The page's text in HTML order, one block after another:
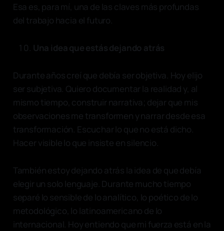
Esa es, para mí, una de las claves más profundas
del trabajo hacia el futuro.
Una idea que estás dejando atrás
Durante años creí que debía ser objetiva. Hoy elijo
ser subjetiva. Quiero documentar la realidad y, al
mismo tiempo, construir narrativa; dejar que mis
observaciones me transformen y narrar desde esa
transformación. Escuchar lo que no está dicho.
Hacer visible lo que insiste en silencio.
También estoy dejando atrás la idea de que debía
elegir un solo lenguaje. Durante mucho tiempo
separé lo sensible de lo analítico, lo poético de lo
metodológico, lo latinoamericano de lo
internacional. Hoy entiendo que mi fuerza está en la